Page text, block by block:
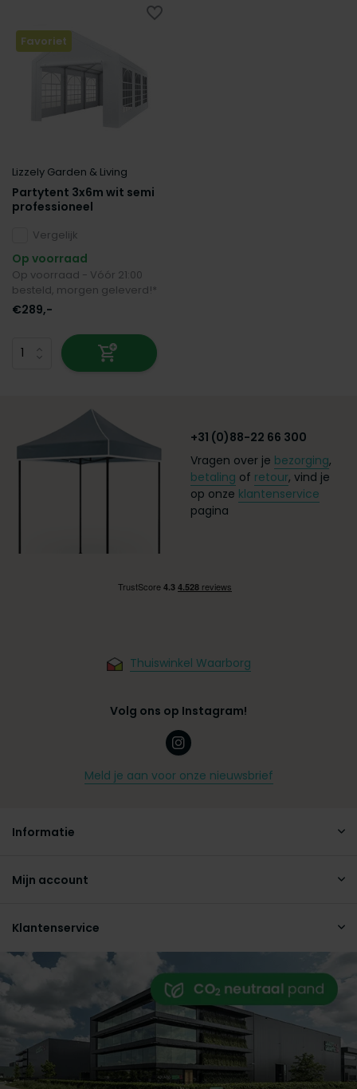
Favoriet
Lizzely Garden & Living
Partytent 3x6m wit semi
professioneel
Vergelijk
Op voorraad
Op voorraad - Vóór 21:00
besteld, morgen geleverd!*
€289,-
+31 (0)88-22 66 300
Vragen over je bezorging,
betaling of retour, vind je
op onze klantenservice
pagina
Thuiswinkel Waarborg
Volg ons op Instagram!
Meld je aan voor onze nieuwsbrief
Informatie
Mijn account
Klantenservice